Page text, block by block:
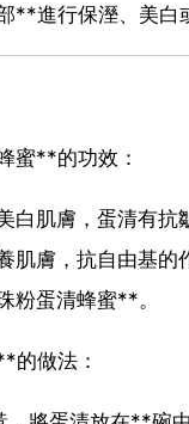
**進行保溼、美白
蜜**的功效：
白肌膚，蛋清有抗
肌膚，抗自由基的
粉蛋清蜂蜜**。
的做法：